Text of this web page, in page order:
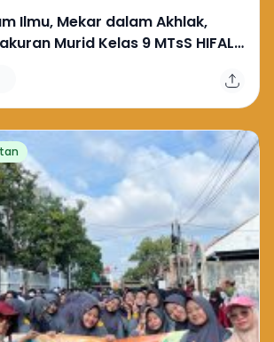
Ilmu, Mekar dalam Akhlak,
Murid Kelas 9 MTsS HIFAL